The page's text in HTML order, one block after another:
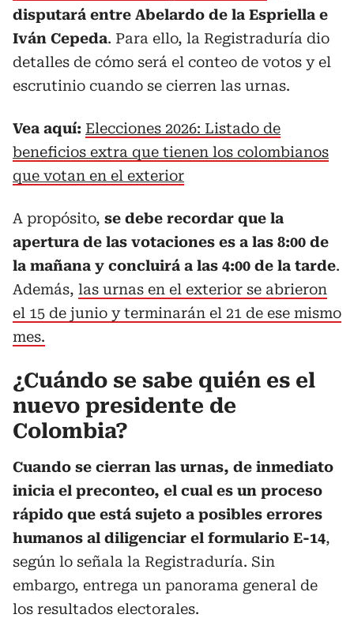
disputará entre Abelardo de la Espriella e
Iván Cepeda. Para ello, la Registraduría dio
detalles de cómo será el conteo de votos y el
escrutinio cuando se cierren las urnas.
Vea aquí: Elecciones 2026: Listado de
beneficios extra que tienen los colombianos
que votan en el exterior
A propósito, se debe recordar que la
apertura de las votaciones es a las 8:00 de
la mañana y concluirá a las 4:00 de la tarde.
Además, las urnas en el exterior se abrieron
el 15 de junio y terminarán el 21 de ese mismo
mes.
¿Cuándo se sabe quién es el
nuevo presidente de
Colombia?
Cuando se cierran las urnas, de inmediato
inicia el preconteo, el cual es un proceso
rápido que está sujeto a posibles errores
humanos al diligenciar el formulario E-14,
según lo señala la Registraduría. Sin
embargo, entrega un panorama general de
los resultados electorales.